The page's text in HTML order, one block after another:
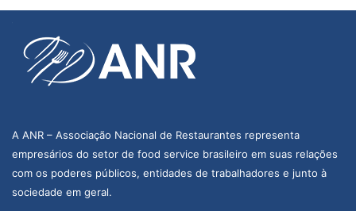
A ANR – Associação Nacional de Restaurantes representa
empresários do setor de food service brasileiro em suas relações
com os poderes públicos, entidades de trabalhadores e junto à
sociedade em geral.